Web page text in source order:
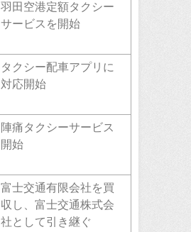
羽田空港定額タクシー
サービスを開始
タクシー配車アプリに
対応開始
陣痛タクシーサービス
開始
富士交通有限会社を買
収し、富士交通株式会
社として引き継ぐ